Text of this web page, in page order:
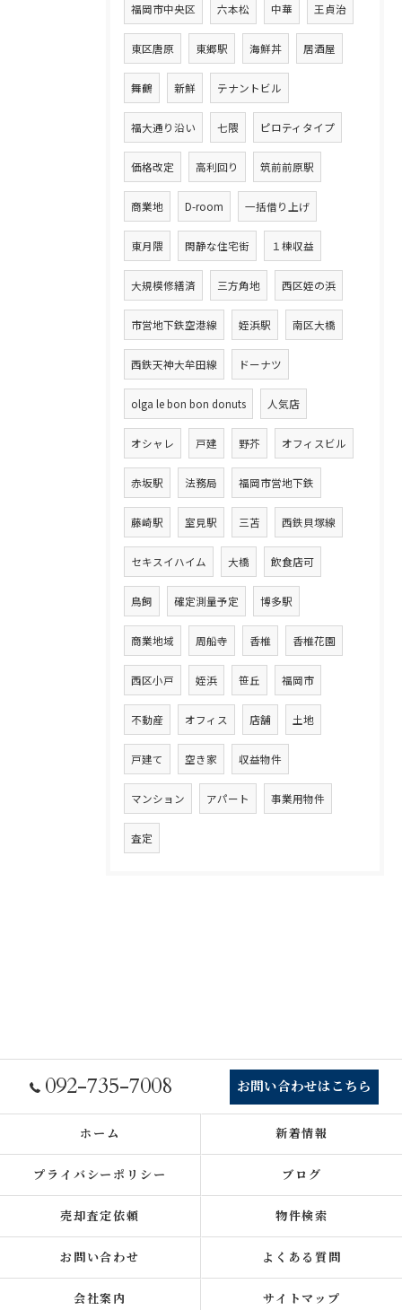
福岡市中央区 六本松 中華 王貞治
東区唐原 東郷駅 海鮮丼 居酒屋
舞鶴 新鮮 テナントビル
福大通り沿い 七隈 ピロティタイプ
価格改定 高利回り 筑前前原駅
商業地 D-room 一括借り上げ
東月隈 閑静な住宅街 １棟収益
大規模修繕済 三方角地 西区姪の浜
市営地下鉄空港線 姪浜駅 南区大橋
西鉄天神大牟田線 ドーナツ
olga le bon bon donuts 人気店
オシャレ 戸建 野芥 オフィスビル
赤坂駅 法務局 福岡市営地下鉄
藤崎駅 室見駅 三苫 西鉄貝塚線
セキスイハイム 大橋 飲食店可
鳥飼 確定測量予定 博多駅
商業地域 周船寺 香椎 香椎花園
西区小戸 姪浜 笹丘 福岡市
不動産 オフィス 店舗 土地
戸建て 空き家 収益物件
マンション アパート 事業用物件
査定
092-735-7008 お問い合わせはこちら
ホーム 新着情報
プライバシーポリシー ブログ
売却査定依頼 物件検索
お問い合わせ よくある質問
会社案内 サイトマップ